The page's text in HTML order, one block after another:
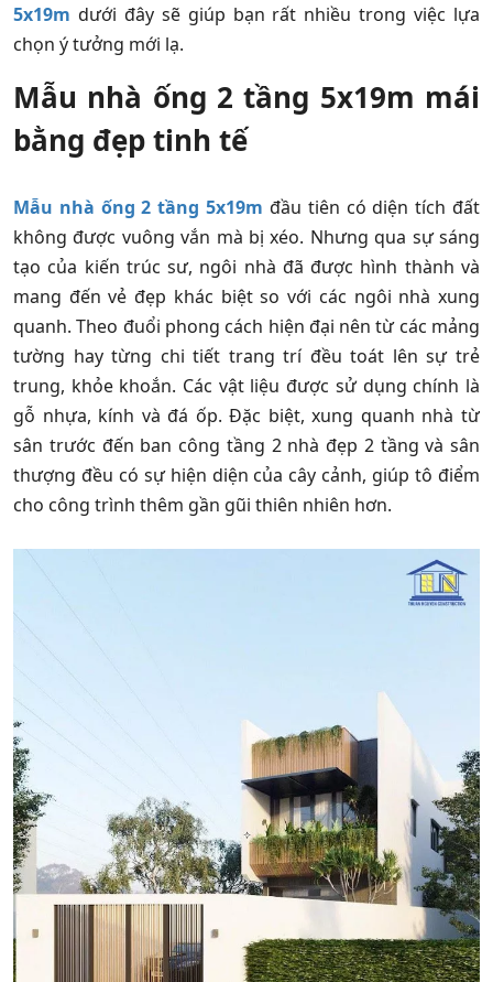
5x19m dưới đây sẽ giúp bạn rất nhiều trong việc lựa
chọn ý tưởng mới lạ.
Mẫu nhà ống 2 tầng 5x19m mái
bằng đẹp tinh tế
Mẫu nhà ống 2 tầng 5x19m đầu tiên có diện tích đất
không được vuông vắn mà bị xéo. Nhưng qua sự sáng
tạo của kiến trúc sư, ngôi nhà đã được hình thành và
mang đến vẻ đẹp khác biệt so với các ngôi nhà xung
quanh. Theo đuổi phong cách hiện đại nên từ các mảng
tường hay từng chi tiết trang trí đều toát lên sự trẻ
trung, khỏe khoắn. Các vật liệu được sử dụng chính là
gỗ nhựa, kính và đá ốp. Đặc biệt, xung quanh nhà từ
sân trước đến ban công tầng 2 nhà đẹp 2 tầng và sân
thượng đều có sự hiện diện của cây cảnh, giúp tô điểm
cho công trình thêm gần gũi thiên nhiên hơn.